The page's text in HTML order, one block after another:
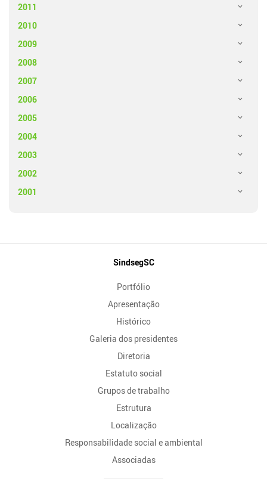
2011
2010
2009
2008
2007
2006
2005
2004
2003
2002
2001
SindsegSC
Portfólio
Apresentação
Histórico
Galeria dos presidentes
Diretoria
Estatuto social
Grupos de trabalho
Estrutura
Localização
Responsabilidade social e ambiental
Associadas